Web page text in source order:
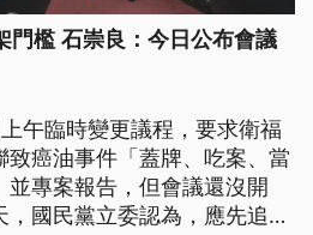
門檻 石崇良：今日公布會議
午臨時變更議程，要求衛福
癌油事件「蓋牌、吃案、當
並專案報告，但會議還沒開
國民黨立委認為，應先追查